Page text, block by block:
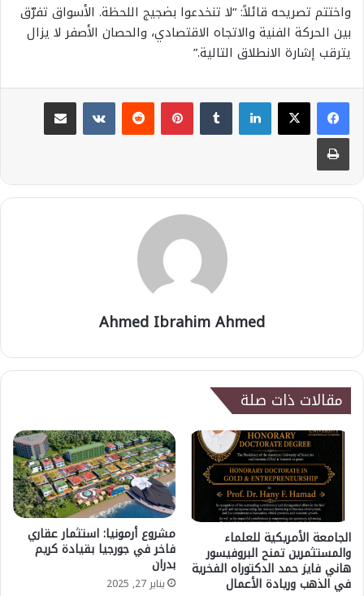
واختتم تصريحه قائلاً: “لا تنخدعوا بضجيج اللحظة. الأسواق تفرّق
بين الحركة الفنية والاتجاه الاقتصادي، والحصان الأصفر لا يزال
يترقب إشارة الانطلاق التالية.”
لينكدإن بينتيريست
مشاركة عبر البريد
طباعة
Ahmed Ibrahim Ahmed
مقالات ذات صلة
الجامعة الأمريكية للعلماء
والمستثمرين تمنح البروفيسور
هاني فايز حمد الدكتوراه الفخرية
في الذهب وريادة الأعمال
مشروع أرمونيا: استثمار عقاري
فاخر في جورجيا بقيادة كريم
بدران
يناير 27, 2025